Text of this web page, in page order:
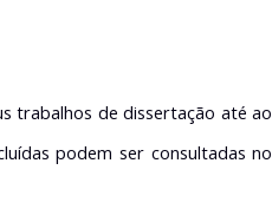
trabalhos de dissertação até ao
podem ser consultadas no